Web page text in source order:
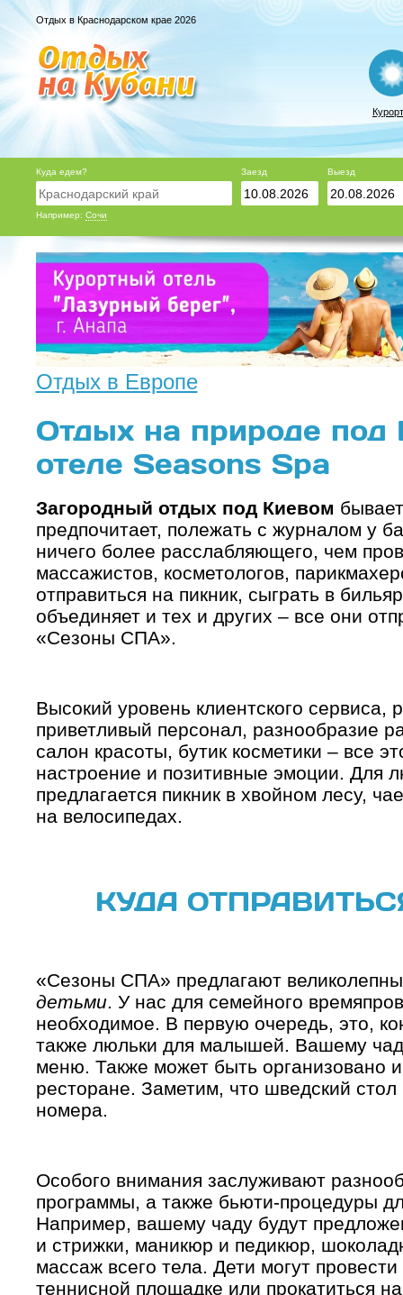
Отдых в Краснодарском крае 2026
Куда едем?
Например: Сочи
Заезд Выезд
Отдых в Европе
Отдых на природе под
отеле Seasons Spa
Загородный отдых под Киевом
предпочитает, полежать с журналом у
ничего более расслабляющего, чем
массажистов, косметологов,
отправиться на пикник, сыграть в
объединяет и тех и других – все они
«Сезоны СПА».
Высокий уровень клиентского
приветливый персонал, разнообразие
салон красоты, бутик косметики – все
настроение и позитивные эмоции. Для
предлагается пикник в хвойном лесу,
на велосипедах.
КУДА
«Сезоны СПА» предлагают
детьми. У нас для семейного
необходимое. В первую очередь, это,
также люльки для малышей. Вашему
меню. Также может быть организовано
ресторане. Заметим, что шведский стол
номера.
Особого внимания заслуживают
программы, а также бьюти-процедуры
Например, вашему чаду будут
и стрижки, маникюр и педикюр,
массаж всего тела. Дети могут
теннисной площадке или прокатиться